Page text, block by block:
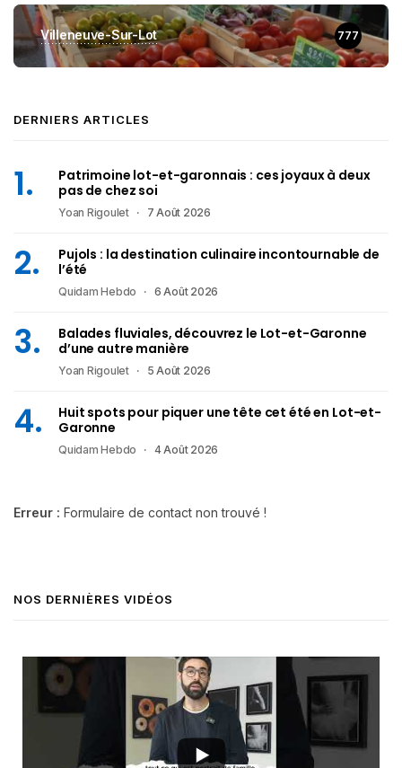
Villeneuve-Sur-Lot 777
DERNIERS ARTICLES
Patrimoine lot-et-garonnais : ces joyaux à deux
pas de chez soi
Yoan Rigoulet 7 Août 2026
Pujols : la destination culinaire incontournable de
l’été
Quidam Hebdo 6 Août 2026
Balades fluviales, découvrez le Lot-et-Garonne
d’une autre manière
Yoan Rigoulet 5 Août 2026
Huit spots pour piquer une tête cet été en Lot-et-
Garonne
Quidam Hebdo 4 Août 2026
Erreur : Formulaire de contact non trouvé !
NOS DERNIÈRES VIDÉOS